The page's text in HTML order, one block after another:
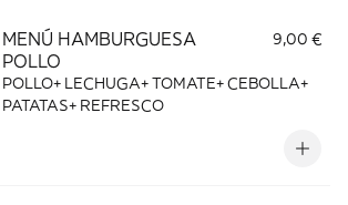
MENÚ HAMBURGUESA
POLLO
9,00 €
POLLO+ LECHUGA+ TOMATE+ CEBOLLA+
PATATAS+ REFRESCO